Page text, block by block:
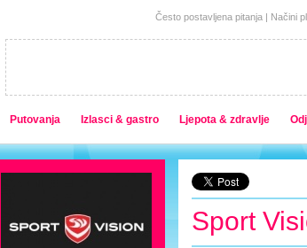
Često postavljena pitanja | Načini
Putovanja Izlasci & gastro Ljepota & zdravlje
Sport